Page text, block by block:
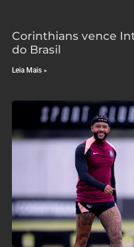
Corinthians vence
do Brasil
Leia Mais »